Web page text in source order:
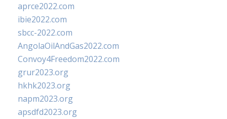
aprce2022.com
ibie2022.com
sbcc-2022.com
AngolaOilAndGas2022.com
Convoy4Freedom2022.com
grur2023.org
hkhk2023.org
napm2023.org
apsdfd2023.org